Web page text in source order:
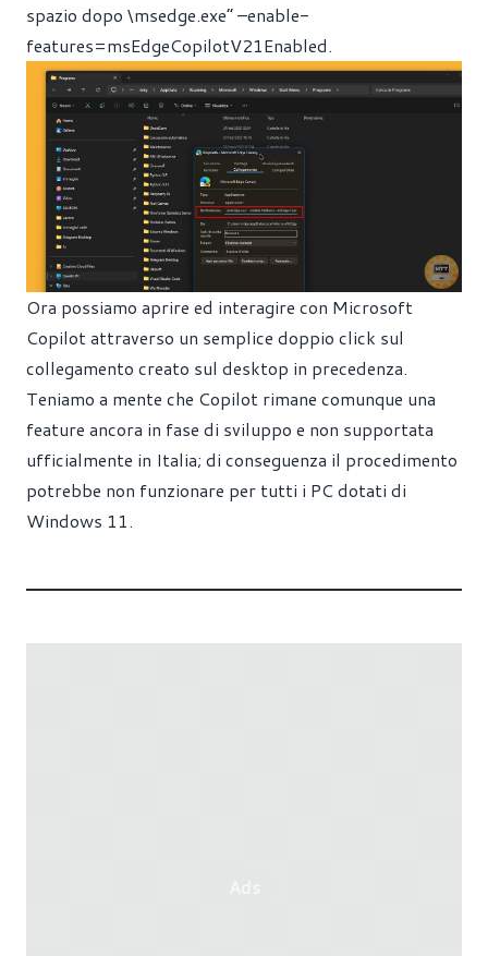
spazio dopo \msedge.exe” –enable-
features=msEdgeCopilotV21Enabled.
Ora possiamo aprire ed interagire con Microsoft
Copilot attraverso un semplice doppio click sul
collegamento creato sul desktop in precedenza.
Teniamo a mente che Copilot rimane comunque una
feature ancora in fase di sviluppo e non supportata
ufficialmente in Italia; di conseguenza il procedimento
potrebbe non funzionare per tutti i PC dotati di
Windows 11.